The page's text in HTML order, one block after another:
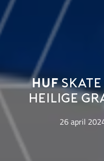
HUF
heilige
26 april